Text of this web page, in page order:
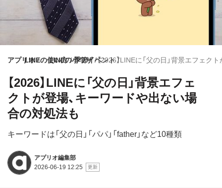
移
アプリオLINEの使い方LINEの小ワザ季節イベント【2026】LINEに「父の日」背景エフェ
【2026】LINEに「父の日」背景エフェ
クトが登場、キーワードや出ない場
合の対処法も
キーワードは「父の日」「パパ」「father」など10種類
アプリオ編集部
2026-06-19 12:25